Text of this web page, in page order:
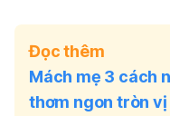
Đọc thêm
Mách mẹ 3 cách
thơm ngon tròn